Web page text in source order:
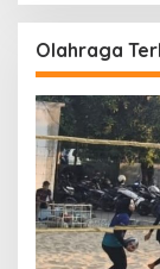
Olahraga